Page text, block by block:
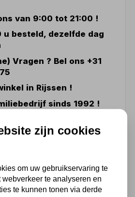
van 9:00 tot 21:00 !
u besteld, dezelfde dag
Vragen ? Bel ons +31
in Rijssen !
sinds 1992 !
DC18RD 9,6V - 18V
Snellader
zijn cookies
om uw gebruikservaring te
te analyseren en
te kunnen tonen via derde